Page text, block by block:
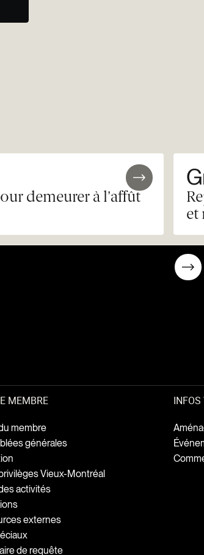
demeurer à l'affût
et
MEMBRE
membre
générales
Vieux-Montréal
activités
externes
de requête
INFOS